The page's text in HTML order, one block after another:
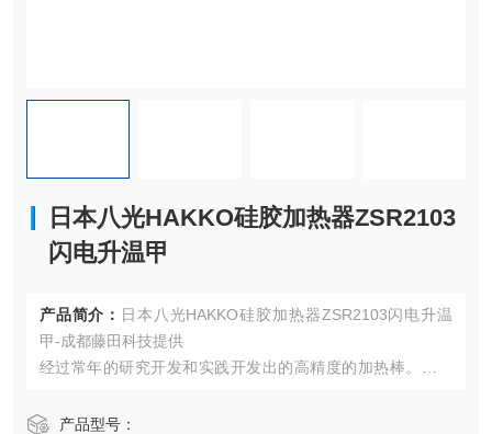
日本八光HAKKO硅胶加热器ZSR2103
闪电升温甲
产品简介： 日本八光HAKKO硅胶加热器ZSR2103闪电升温
甲-成都藤田科技提供
经过常年的研究开发和实践开发出的高精度的加热棒。经发
长寿命发热线使用镍铬耐热合金。因为仕样耐热绝缘氧化
产品型号：